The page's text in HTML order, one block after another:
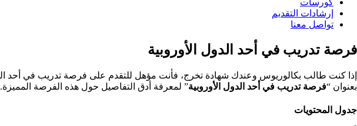
كورسات
إرشادات التقديم
تواصل معنا
فرصة تدريب في أحد الدول الأوروبية
بعنوان “فرصة تدريب في أحد الدول الأوروبية” لمعرفة أدق التفاصيل حول هذه الفرصة المميزة.
جدول المحتويات